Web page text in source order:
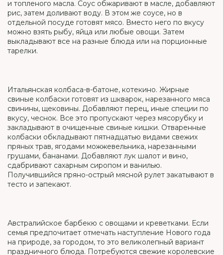
и топленого масла. Соус обжаривают в масле, добавляют
рис, затем доливают воду. В этом же соусе, но в
отдельной посуде готовят мясо. Вместо него по вкусу
можно взять рыбу, яйца или любые овощи. Затем
выкладывают все на разные блюда или на порционные
тарелки.
Итальянская колбаса-в-батоне, котекино. Жирные
свиные колбаски готовят из шкварок, нарезанного мяса
свинины, щековины. Добавляют перец, иные специи по
вкусу, чеснок. Все это пропускают через мясорубку и
закладывают в очищенные свиные кишки. Отваренные
колбаски обкладывают пятнадцатью видами свежих
пряных трав, ягодами можжевельника, нарезанными
грушами, бананами. Добавляют лук шалот и вино,
сдабривают сахарным сиропом и ванилью.
Получившийся пряно-острый мясной рулет закатывают в
тесто и запекают.
Австралийское барбекю с овощами и креветками. Если
семья предпочитает отмечать наступление Нового года
на природе, за городом, то это великолепный вариант
праздничного блюда. Потребуются свежие королевские